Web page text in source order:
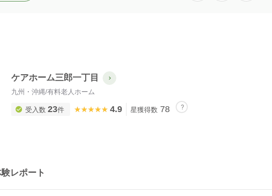
ケアホーム三郎一丁目
九州・沖縄/有料老人ホーム
受入数 23件 ★★★★★
★★★★★ 4.9 星獲得数 78
レポート